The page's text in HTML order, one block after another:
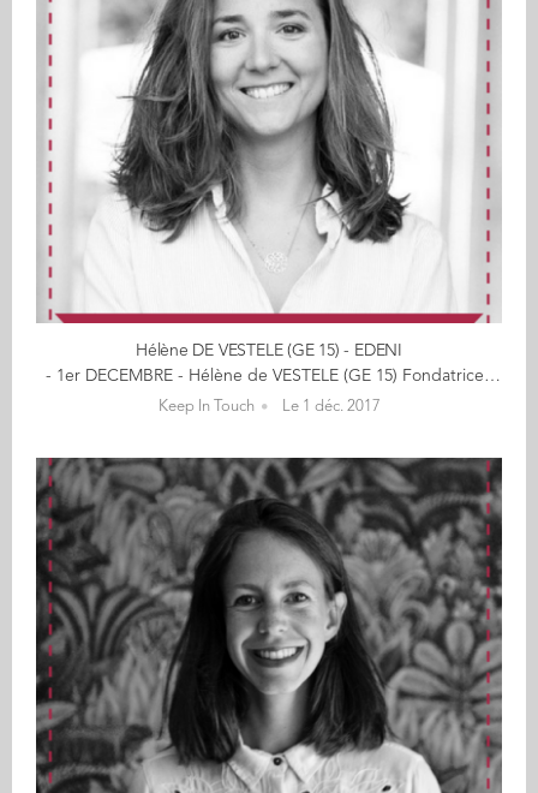
Hélène DE VESTELE (GE 15) - EDENI
- 1er DECEMBRE - Hélène de VESTELE (GE 15) Fondatrice d'Edeni Offrez-vous les ateliers Edeni en cliquant ici " Le Zero Waste passe par un quotidien sans déchets, ni gâchis. Le meilleur déchet est celui qui n’existe pas. L’important n’est pas de transformer un déchet en ressource, mais vraiment de ne pas gâcher notre vie, nos opportunités, notre bonheur. Tout comme nous sommes ambitieux pour nos carrières professionnelles, n’ayons pas peur d’être ambitieux pour faire les choses bien." C'est décidé, Hélène souhaite changer le monde. Pas dans 20 ans... maintenant ! C'est comme cela qu'elle crée les ateliers Edeni qui offrent les clés, les secrets de cette métamorphose à portée de chacun, dans notre quotidien. Cette ancienne conseillère du gouvernement argentin nous en dit plus en images : Les prémices d'une vie engagée Dès les classes préparatoires, je savais que je voulais participer à l’amélioration de nos sociétés. A Audencia, je découvre une école qui accorde une grande place à l’associatif (et donc à l’exécution concrète de projets). En parallèle de la gestion du BDE, je crée un projet au sein d’ENACTUS (1ere association étudiante mondiale d’entrepreneuriat social) de tourisme responsable, tout en préparant mon Année de Projet Individuel, cette opportunité incroyable qu’offre la Business School pour celles et ceux qui ont un projet solide et besoin de temps pour le réaliser. Grâce au parcours RSE-WWF , j'identifie ce que je veux : découvrir les façons de vivre responsables à travers le monde. Rencontres étudiantes, concours, sac à dos : je pars un an explorer le monde. La nécessité d'un monde 'plus propre' Lors de ce tour du monde sur la découverte des modes de vie responsables, sur 150 foyers dans plus de 60 pays, j'ai réalisé à quel point nos déchets sont un problème en voyant les décharges à ciel ouvert. En Amérique Latine, alors conseillère auprès du ministre de la Modernisation, j'ai ressenti l’urgence d’agir en voyant tous les experts environnementaux boire dans des bouteilles d’eau en plastique lors d’une commission pour le G7. C’était toujours le même constat : prévoir des projets sur 20 ans alors qu’il y a tellement de choses à notre portée au niveau écologique, social et éthique à faire maintenant. Il ne s’agit plus d’être circulaire juste sur le cycle de vie d’un produit, il faut l’être dans toute la société. Le triple constat à l’échelle individuelle - Le manque de connaissances des alternatives, des start-ups, des associations, des médias indépendants qui relaient ces initiatives, des astuces DIY comme faire de beaux furoshiki (papiers cadeaux en tissu japonais), etc. - Le manque de confiance de ces alternatives (leur efficacité est-elle prouvée ? si oui, pourquoi on ne les utilisait pas avant ?). De plus, beaucoup de blogs ne mettent pas leurs sources et certaines personnes peuvent être de bonne foi mais avec une méthode qui manque de rigueur. - Le manque d’accompagnement pour connaître et pratiquer le Zero Waste, alors qu’il existe des coachs pour arrêter de fumer ou se mettre au sport par exemple. Le Paradis sur Terre dans un bocal d’1L Toujours en Amérique Latine, j'ai particulièrement été touchée par le concept de la Pachamama, cette figure inca qui représente la déesse-terre pour de nombreuses cultures sud-américaines. Pour eux, le paradis est maintenant, sur Terre, du temps de notre vivant en tant qu’individu, et tout le monde doit prendre soin de notre planète et agir avec bienveillance les uns envers les autres. C’est ainsi que j'ai eu l’idée de créer edeni, du mot « éden » qui signifie le Paradis sur Terre, et qui se prononce facilement dans toutes les langues. En effet, edeni a d’abord été lancé en Argentine sous la forme d’une association pour diffuser les bonnes pratiques Zero Waste. Cela a été une vraie transformation pour moi qui ai réussi à limiter mes déchets à un bocal d’1L en un an ! En recevant le prix « Talent d’Avenir » aux Audencia Alumni Awards 2017, j'ai alors démissionné du gouvernement argentin pour lancer edeni en France. Bon, soyons concret et efficace… Hélène vous en dit plus sur le plastique par exemple en cliquant ici... "Le futur souhaitable, nous n’avons pas à le prévoir, mais à le permettre." Découvrez les entreprises des entrepreneurs ici... Source de certains passages : "La Relève et la Peste"
Keep In Touch Le 1 déc. 2017